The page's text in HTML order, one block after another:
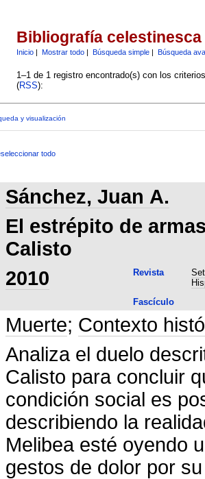
Bibliografía celestinesca
Inicio| Mostrar todo| Búsqueda simple| Búsqueda
1–1 de 1 registro encontrado(s) con los
(RSS):
y visualización
todo
Sánchez, Juan A.
El estrépito de
Calisto
2010 Revista
Fascículo
Muerte; Contexto
Analiza el duelo
Calisto para concluir
condición social es
describiendo la
Melibea esté oyendo
gestos de dolor por